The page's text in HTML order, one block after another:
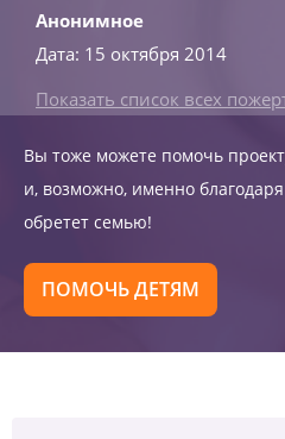
Анонимное
Дата: 15 октября 2014
Показать список всех
Вы тоже можете помочь
и, возможно, именно
обретет семью!
ПОМОЧЬ ДЕТЯМ